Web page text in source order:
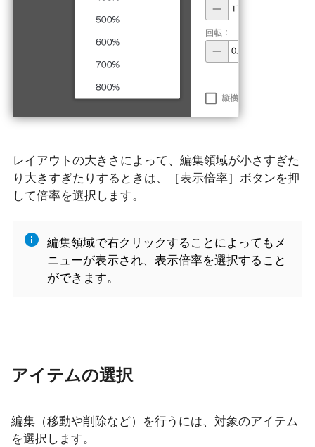
レイアウトの大きさによって、編集領域が小さすぎた
り大きすぎたりするときは、［表示倍率］ボタンを押
して倍率を選択します。
編集領域で右クリックすることによってもメ
ニューが表示され、表示倍率を選択すること
ができます。
アイテムの選択
編集（移動や削除など）を行うには、対象のアイテム
を選択します。